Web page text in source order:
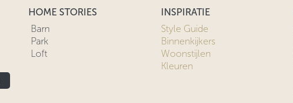
HOME STORIES
Barn
Park
Loft
INSPIRATIE
Style Guide
Binnenkijkers
Woonstijlen
Kleuren